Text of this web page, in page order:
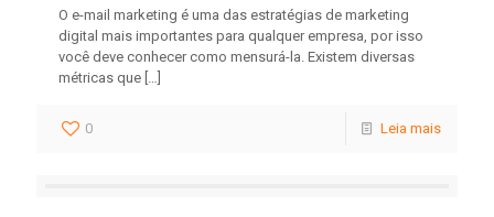
O e-mail marketing é uma das estratégias de marketing
digital mais importantes para qualquer empresa, por isso
você deve conhecer como mensurá-la. Existem diversas
métricas que […]
0 Leia mais